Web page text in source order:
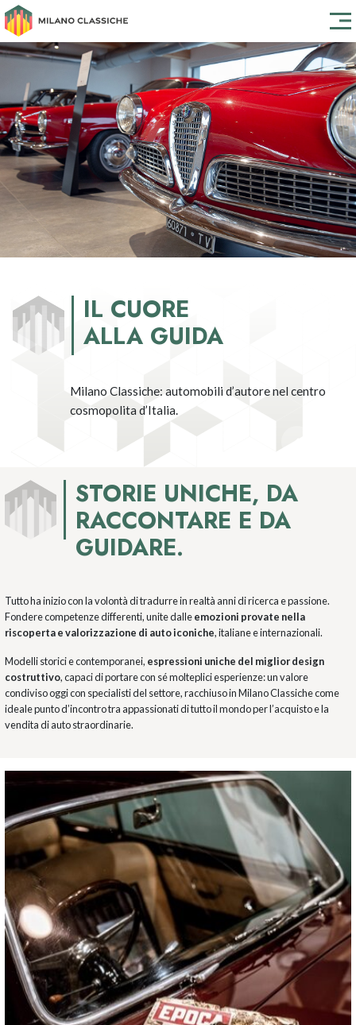
Milano Classiche: automobili d’autore nel centro
cosmopolita d’Italia.
IL CUORE
ALLA GUIDA
Milano Classiche: automobili d’autore nel centro
cosmopolita d’Italia.
Milano Classiche: automobili d’autore nel centro
cosmopolita d’Italia.
Milano Classiche: automobili d’autore nel centro
cosmopolita d’Italia.
Milano Classiche: automobili d’autore nel centro
cosmopolita d’Italia.
Milano Classiche: automobili d’autore nel centro
cosmopolita d’Italia.
Milano Classiche: automobili d’autore nel centro
cosmopolita d’Italia.
Milano Classiche: automobili d’autore nel centro
cosmopolita d’Italia.
Milano Classiche: automobili d’autore nel centro
cosmopolita d’Italia.
Milano Classiche: automobili d’autore nel centro
cosmopolita d’Italia.
Milano Classiche: automobili d’autore nel centro
cosmopolita d’Italia.
STORIE UNICHE, DA
RACCONTARE E DA
GUIDARE.
Tutto ha inizio con la volontà di tradurre in realtà anni di ricerca e passione.
Fondere competenze differenti, unite dalleemozioni provate nella
riscoperta e valorizzazione di auto iconiche, italiane e internazionali.
Modelli storici e contemporanei, espressioni uniche del miglior design
costruttivo, capaci di portare con sé molteplici esperienze: un valore
condiviso oggi con specialisti del settore, racchiuso in Milano Classiche come
ideale punto d’incontro tra appassionati di tutto il mondo per l’acquisto e la
vendita di auto straordinarie.